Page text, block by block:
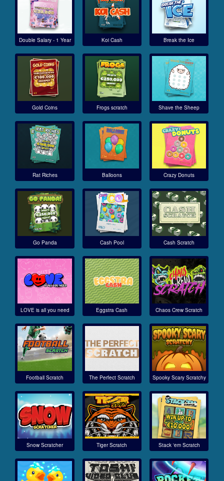
Double Salary - 1 Year Koi Cash Break the Ice
Gold Coins Frogs scratch Shave the Sheep
Rat Riches Balloons Crazy Donuts
Go Panda Cash Pool Cash Scratch
LOVE is all you need Eggstra Cash Chaos Crew Scratch
Football Scratch The Perfect Scratch Spooky Scary Scratchy
Snow Scratcher Tiger Scratch Stack 'em Scratch